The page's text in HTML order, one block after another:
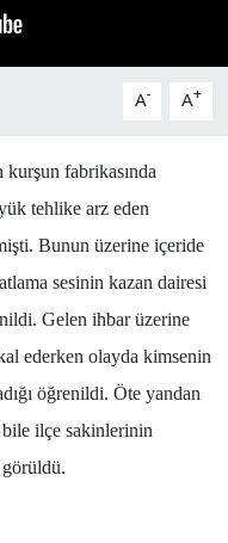
A- A+
fabrikasında
tehlike arz eden
Bunun üzerine içeride
sesinin kazan dairesi
Gelen ihbar üzerine
ederken olayda kimsenin
öğrenildi. Öte yandan
ilçe sakinlerinin